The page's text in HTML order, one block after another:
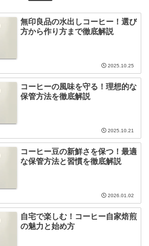
無印良品の水出しコーヒー！選び
方から作り方まで徹底解説
2025.10.25
コーヒーの風味を守る！理想的な
保管方法を徹底解説
2025.10.21
コーヒー豆の新鮮さを保つ！最適
な保管方法と習慣を徹底解説
2026.01.02
自宅で楽しむ！コーヒー自家焙煎
の魅力と始め方